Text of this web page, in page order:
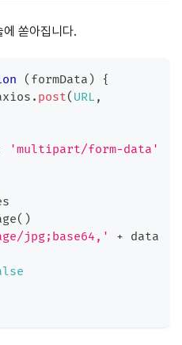
쏟아집니다.
( formData )
{
. post( URL ,
'multipart/form-data'
( )
jpg;base64,' + data